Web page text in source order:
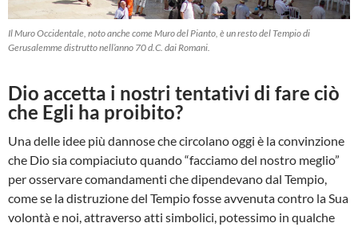
Il Muro Occidentale, noto anche come Muro del Pianto, è un resto del Tempio di
Gerusalemme distrutto nell’anno 70 d.C. dai Romani.
Dio accetta i nostri tentativi di fare ciò
che Egli ha proibito?
Una delle idee più dannose che circolano oggi è la convinzione
che Dio sia compiaciuto quando “facciamo del nostro meglio”
per osservare comandamenti che dipendevano dal Tempio,
come se la distruzione del Tempio fosse avvenuta contro la Sua
volontà e noi, attraverso atti simbolici, potessimo in qualche